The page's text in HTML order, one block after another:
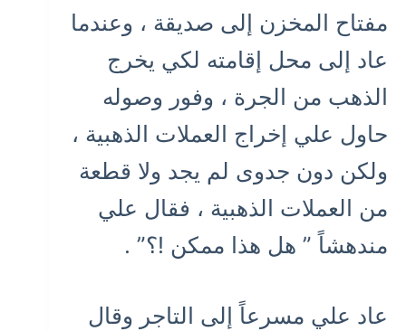
مفتاح المخزن إلى صديقة ، وعندما
عاد إلى محل إقامته لكي يخرج
الذهب من الجرة ، وفور وصوله
حاول علي إخراج العملات الذهبية ،
ولكن دون جدوى لم يجد ولا قطعة
من العملات الذهبية ، فقال علي
مندهشاً ” هل هذا ممكن !؟” .
عاد علي مسرعاً إلى التاجر وقال